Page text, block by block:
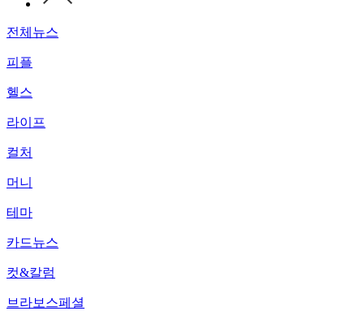
전체뉴스
피플
헬스
라이프
컬처
머니
테마
카드뉴스
컷&칼럼
브라보스페셜